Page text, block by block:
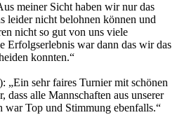
meiner Sicht haben wir nur das
leider nicht belohnen können und
nicht so gut von uns viele
Erfolgserlebnis war dann das wir das
konnten.“
„Ein sehr faires Turnier mit schönen
dass alle Mannschaften aus unserer
Top und Stimmung ebenfalls.“